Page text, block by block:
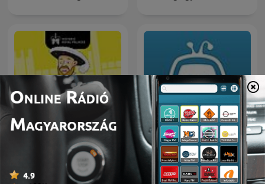
Royal Palaces with
Historic Royal Palaces
mese.tv - esti mese